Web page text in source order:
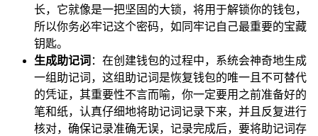
长，它就像是一把坚固的大锁，将用于解锁你的钱包，
所以你务必牢记这个密码，如同牢记自己最重要的宝藏
钥匙。
生成助记词 ：在创建钱包的过程中，系统会神奇地生成
一组助记词，这组助记词是恢复钱包的唯一且不可替代
的凭证，其重要性不言而喻，你一定要用之前准备好的
笔和纸，认真仔细地将助记词记录下来，并且反复进行
核对，确保记录准确无误，记录完成后，要将助记词存